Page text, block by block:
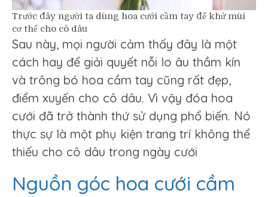
Trước đây người ta dùng hoa cưới cầm tay để khử mùi
cơ thể cho cô dâu
Sau này, mọi người cảm thấy đây là một
cách hay để giải quyết nỗi lo âu thầm kín
và trông bó hoa cầm tay cũng rất đẹp,
điểm xuyến cho cô dâu. Vì vậy đóa hoa
cưới đã trở thành thứ sử dụng phổ biến. Nó
thực sự là một phụ kiện trang trí không thể
thiếu cho cô dâu trong ngày cưới
Nguồn góc hoa cưới cầm